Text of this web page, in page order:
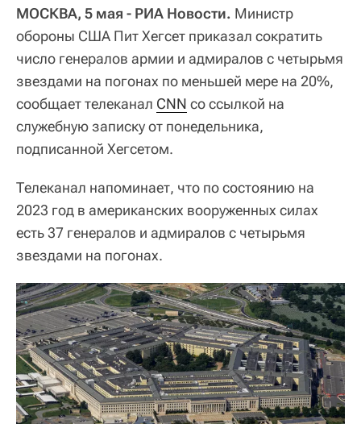
МОСКВА, 5 мая - РИА Новости. Министр
обороны США Пит Хегсет приказал сократить
число генералов армии и адмиралов с четырьмя
звездами на погонах по меньшей мере на 20%,
сообщает телеканал CNN со ссылкой на
служебную записку от понедельника,
подписанной Хегсетом.
Телеканал напоминает, что по состоянию на
2023 год в американских вооруженных силах
есть 37 генералов и адмиралов с четырьмя
звездами на погонах.